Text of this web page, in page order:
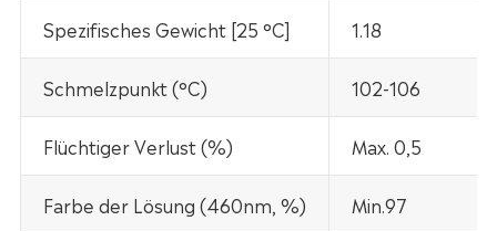
Spezifisches Gewicht [25 °C] 1.18
Schmelzpunkt (°C) 102-106
Flüchtiger Verlust (%) Max. 0,5
Farbe der Lösung (460nm, %) Min.97